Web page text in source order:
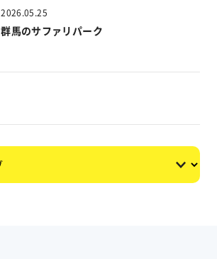
2026.05.25
群馬のサファリパーク